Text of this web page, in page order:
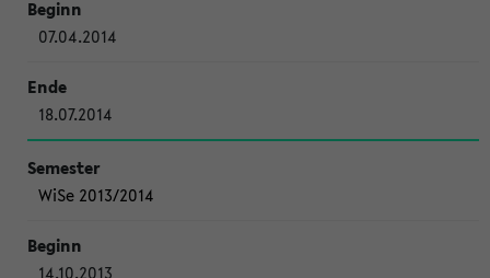
07.04.2014
18.07.2014
WiSe 2013/2014
14.10.2013